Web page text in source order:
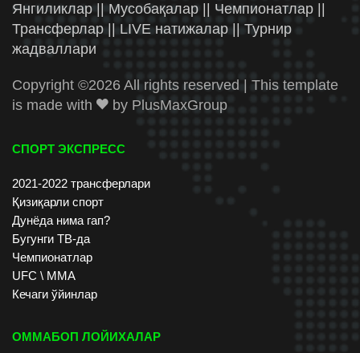
Янгиликлар || Мусобақалар || Чемпионатлар ||
Трансферлар || LIVE натижалар || Турнир
жадваллари
Copyright ©2026 All rights reserved | This template
is made with
by PlusMaxGroup
СПОРТ ЭКСПРЕСС
2021-2022 трансферлари
Қизиқарли спорт
Дунёда нима гап?
Бугунги ТВ-да
Чемпионатлар
UFC \ ММА
Кечаги ўйинлар
ОММАБОП ЛОЙИХАЛАР